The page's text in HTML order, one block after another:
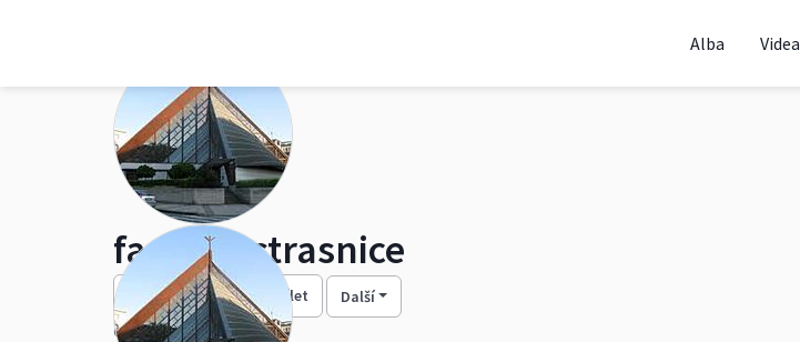
Alba Videa
farnost-strasnice
Sledovat Sdílet
Další
63 alb
31,8k zhlédnutí